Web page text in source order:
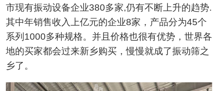
市现有振动设备企业380多家,仍有不断上升的趋势.
其中年销售收入上亿元的企业8家，产品分为45个
系列1000多种规格。并且价格也很有优势，世界各
地的买家都会过来新乡购买，慢慢就成了振动筛之
乡了。